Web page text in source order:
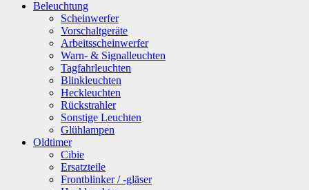
Beleuchtung
Scheinwerfer
Vorschaltgeräte
Arbeitsscheinwerfer
Warn- & Signalleuchten
Tagfahrleuchten
Blinkleuchten
Heckleuchten
Rückstrahler
Sonstige Leuchten
Glühlampen
Oldtimer
Cibie
Ersatzteile
Frontblinker / -gläser